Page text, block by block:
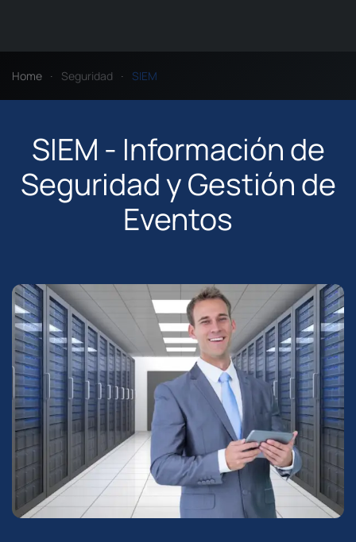
Home Seguridad SIEM
SIEM - Información de
Seguridad y Gestión de
Eventos